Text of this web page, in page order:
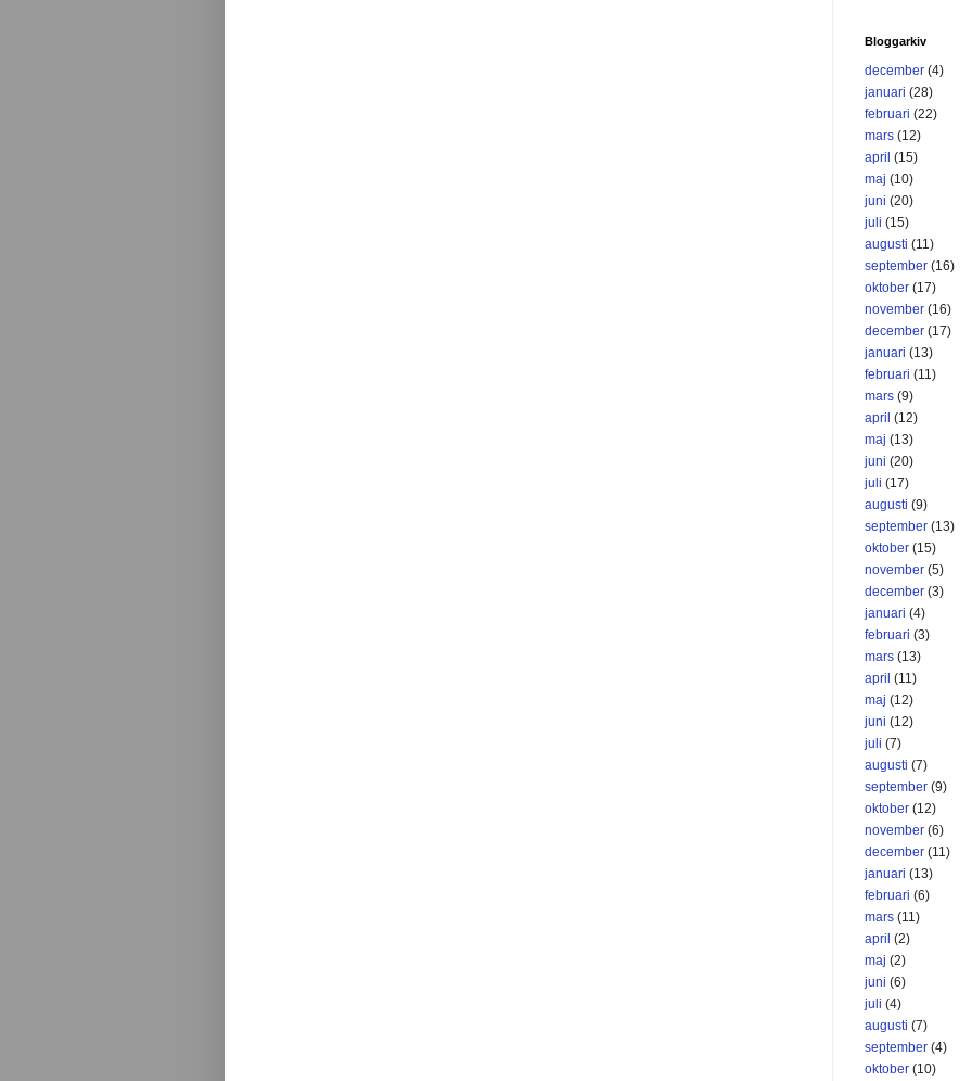
Bloggarkiv
december (4)
januari (28)
februari (22)
mars (12)
april (15)
maj (10)
juni (20)
juli (15)
augusti (11)
september (16)
oktober (17)
november (16)
december (17)
januari (13)
februari (11)
mars (9)
april (12)
maj (13)
juni (20)
juli (17)
augusti (9)
september (13)
oktober (15)
november (5)
december (3)
januari (4)
februari (3)
mars (13)
april (11)
maj (12)
juni (12)
juli (7)
augusti (7)
september (9)
oktober (12)
november (6)
december (11)
januari (13)
februari (6)
mars (11)
april (2)
maj (2)
juni (6)
juli (4)
augusti (7)
september (4)
oktober (10)